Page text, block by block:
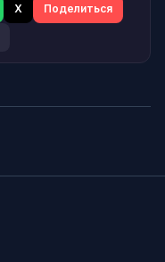
X Поделиться